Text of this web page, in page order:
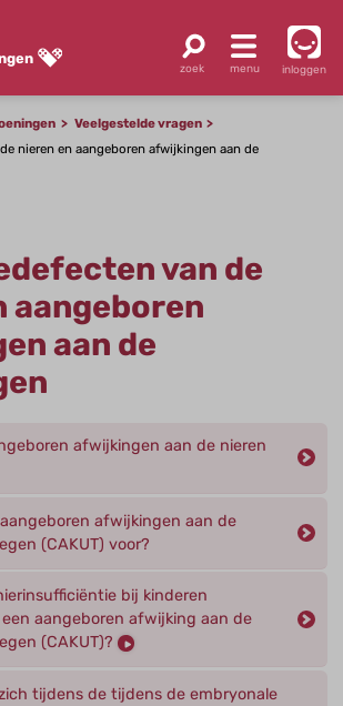
inloggen
Veelgestelde vragen
nieren en aangeboren afwijkingen aan de
van de
aangeboren
aan de
afwijkingen aan de nieren
afwijkingen aan de
(CAKUT) voor?
bij kinderen
aangeboren afwijking aan de
(CAKUT)?
tijdens de tijdens de embryonale